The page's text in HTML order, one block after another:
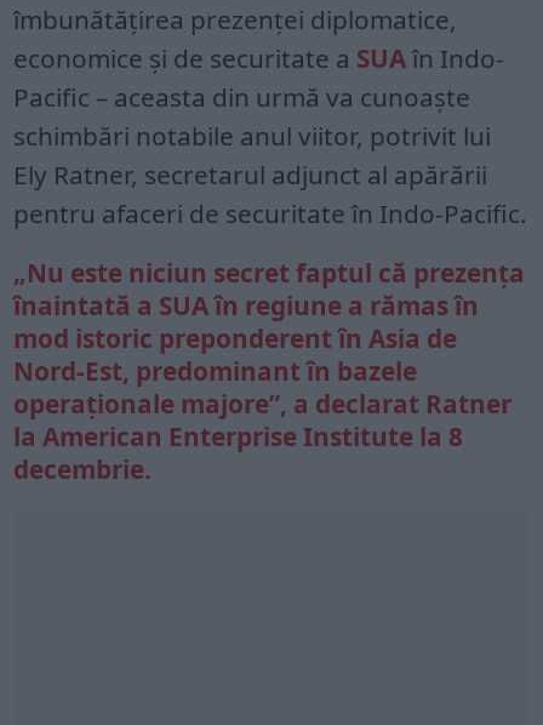
îmbunătățirea prezenței diplomatice,
economice și de securitate a SUAîn Indo-
Pacific – aceasta din urmă va cunoaște
schimbări notabile anul viitor, potrivit lui
Ely Ratner, secretarul adjunct al apărării
pentru afaceri de securitate în Indo-Pacific.
„Nu este niciun secret faptul că prezența
înaintată a SUA în regiune a rămas în
mod istoric preponderent în Asia de
Nord-Est, predominant în bazele
operaționale majore”, a declarat Ratner
la American Enterprise Institute la 8
decembrie.